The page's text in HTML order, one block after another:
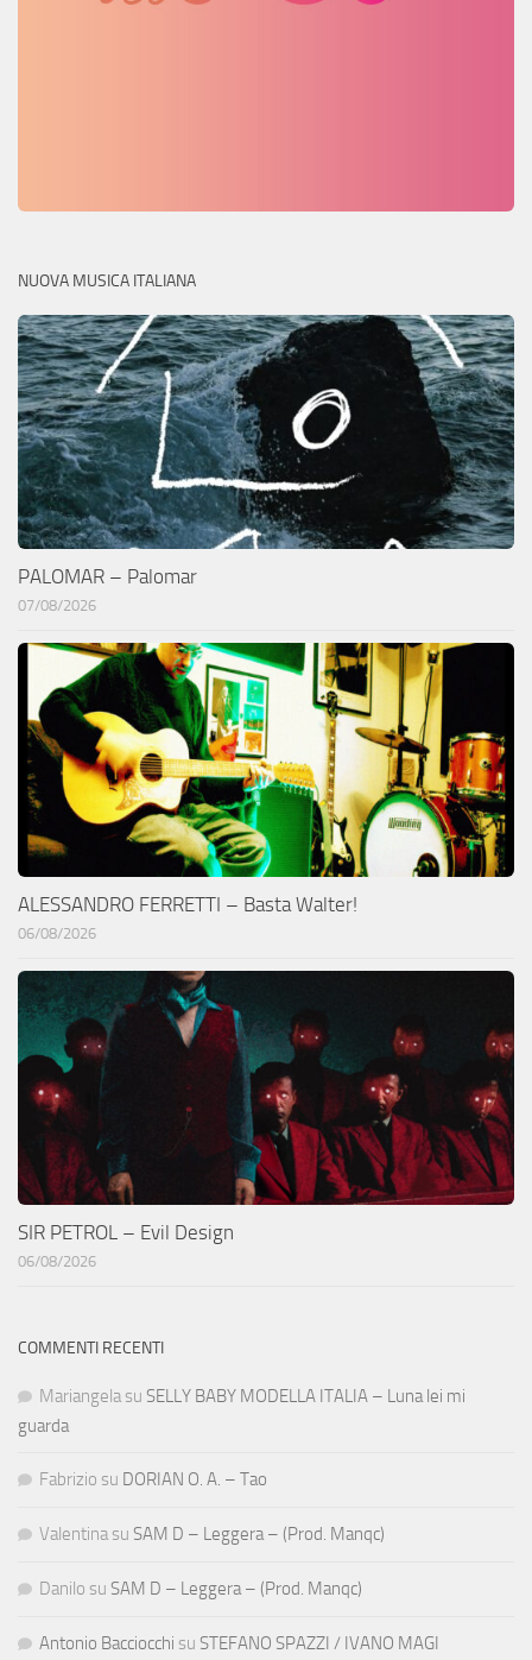
NUOVA MUSICA ITALIANA
PALOMAR – Palomar
07/08/2026
ALESSANDRO FERRETTI – Basta Walter!
06/08/2026
SIR PETROL – Evil Design
06/08/2026
COMMENTI RECENTI
Mariangela su SELLY BABY MODELLA ITALIA – Luna lei mi
guarda
Fabrizio su DORIAN O. A. – Tao
Valentina su SAM D – Leggera – (Prod. Manqc)
Danilo su SAM D – Leggera – (Prod. Manqc)
Antonio Bacciocchi su STEFANO SPAZZI / IVANO MAGI